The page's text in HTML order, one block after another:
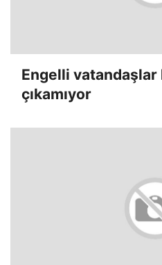
Engelli vatandaşlar
çıkamıyor